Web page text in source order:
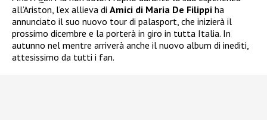
all’Ariston, l’ex allieva di Amici di Maria De Filippi ha
annunciato il suo nuovo tour di palasport, che inizierà il
prossimo dicembre e la porterà in giro in tutta Italia. In
autunno nel mentre arriverà anche il nuovo album di inediti,
attesissimo da tutti i fan.